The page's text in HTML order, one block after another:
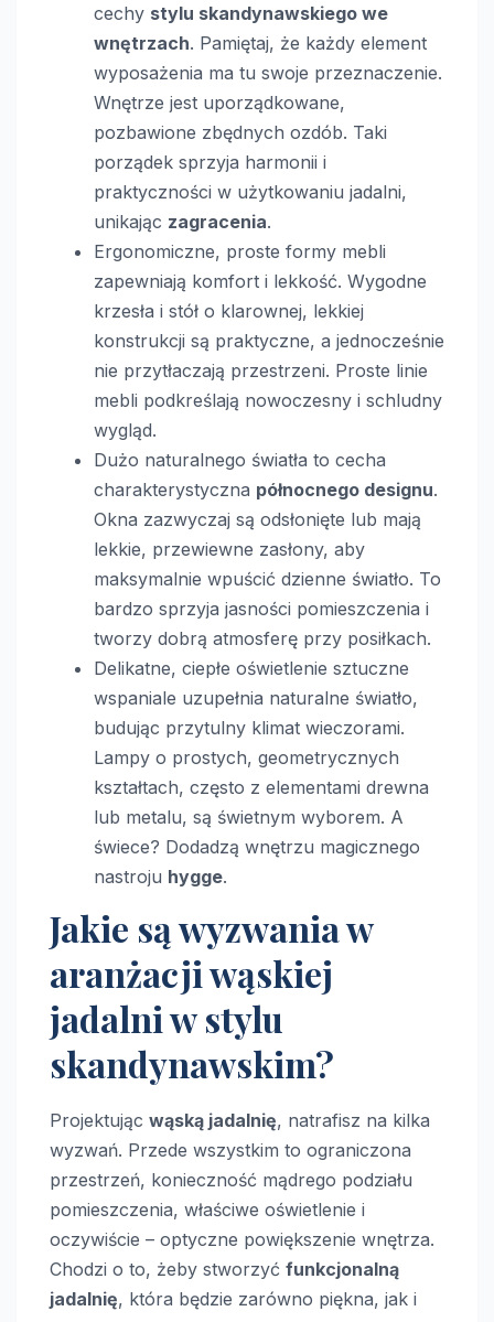
cechy stylu skandynawskiego we
wnętrzach. Pamiętaj, że każdy element
wyposażenia ma tu swoje przeznaczenie.
Wnętrze jest uporządkowane,
pozbawione zbędnych ozdób. Taki
porządek sprzyja harmonii i
praktyczności w użytkowaniu jadalni,
unikając zagracenia.
Ergonomiczne, proste formy mebli
zapewniają komfort i lekkość. Wygodne
krzesła i stół o klarownej, lekkiej
konstrukcji są praktyczne, a jednocześnie
nie przytłaczają przestrzeni. Proste linie
mebli podkreślają nowoczesny i schludny
wygląd.
Dużo naturalnego światła to cecha
charakterystyczna północnego designu.
Okna zazwyczaj są odsłonięte lub mają
lekkie, przewiewne zasłony, aby
maksymalnie wpuścić dzienne światło. To
bardzo sprzyja jasności pomieszczenia i
tworzy dobrą atmosferę przy posiłkach.
Delikatne, ciepłe oświetlenie sztuczne
wspaniale uzupełnia naturalne światło,
budując przytulny klimat wieczorami.
Lampy o prostych, geometrycznych
kształtach, często z elementami drewna
lub metalu, są świetnym wyborem. A
świece? Dodadzą wnętrzu magicznego
nastroju hygge.
Jakie są wyzwania w
aranżacji wąskiej
jadalni w stylu
skandynawskim?
Projektując wąską jadalnię, natrafisz na kilka
wyzwań. Przede wszystkim to ograniczona
przestrzeń, konieczność mądrego podziału
pomieszczenia, właściwe oświetlenie i
oczywiście – optyczne powiększenie wnętrza.
Chodzi o to, żeby stworzyć funkcjonalną
jadalnię, która będzie zarówno piękna, jak i